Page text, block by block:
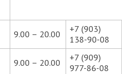
9.00 – 20.00
+7 (903)
138-90-08
9.00 – 20.00
+7 (909)
977-86-08